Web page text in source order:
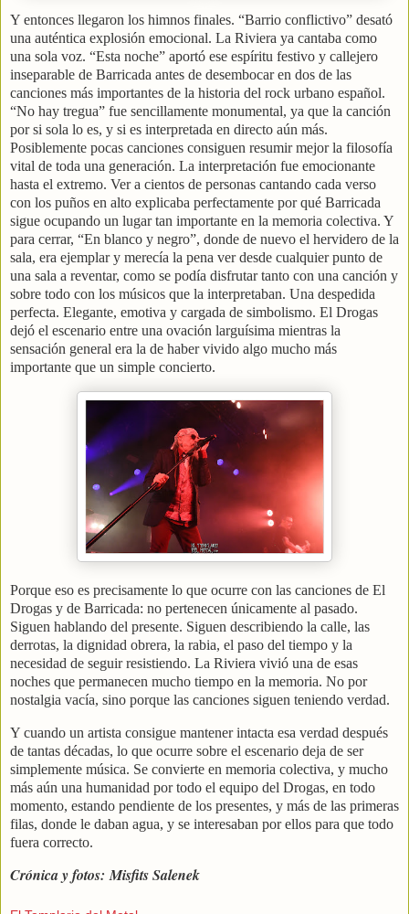
Y entonces llegaron los himnos finales. “Barrio conflictivo” desató
una auténtica explosión emocional. La Riviera ya cantaba como
una sola voz. “Esta noche” aportó ese espíritu festivo y callejero
inseparable de Barricada antes de desembocar en dos de las
canciones más importantes de la historia del rock urbano español.
“No hay tregua” fue sencillamente monumental, ya que la canción
por si sola lo es, y si es interpretada en directo aún más.
Posiblemente pocas canciones consiguen resumir mejor la filosofía
vital de toda una generación. La interpretación fue emocionante
hasta el extremo. Ver a cientos de personas cantando cada verso
con los puños en alto explicaba perfectamente por qué Barricada
sigue ocupando un lugar tan importante en la memoria colectiva. Y
para cerrar, “En blanco y negro”, donde de nuevo el hervidero de la
sala, era ejemplar y merecía la pena ver desde cualquier punto de
una sala a reventar, como se podía disfrutar tanto con una canción y
sobre todo con los músicos que la interpretaban. Una despedida
perfecta. Elegante, emotiva y cargada de simbolismo. El Drogas
dejó el escenario entre una ovación larguísima mientras la
sensación general era la de haber vivido algo mucho más
importante que un simple concierto.
Porque eso es precisamente lo que ocurre con las canciones de El
Drogas y de Barricada: no pertenecen únicamente al pasado.
Siguen hablando del presente. Siguen describiendo la calle, las
derrotas, la dignidad obrera, la rabia, el paso del tiempo y la
necesidad de seguir resistiendo. La Riviera vivió una de esas
noches que permanecen mucho tiempo en la memoria. No por
nostalgia vacía, sino porque las canciones siguen teniendo verdad.
Y cuando un artista consigue mantener intacta esa verdad después
de tantas décadas, lo que ocurre sobre el escenario deja de ser
simplemente música. Se convierte en memoria colectiva, y mucho
más aún una humanidad por todo el equipo del Drogas, en todo
momento, estando pendiente de los presentes, y más de las primeras
filas, donde le daban agua, y se interesaban por ellos para que todo
fuera correcto.
Crónica y fotos:Misfits Salenek